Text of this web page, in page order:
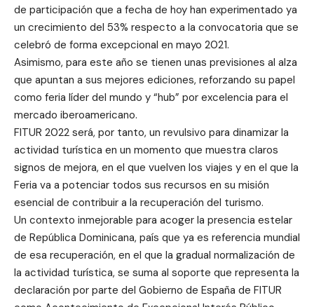
de participación que a fecha de hoy han experimentado ya
un crecimiento del 53% respecto a la convocatoria que se
celebró de forma excepcional en mayo 2021.
Asimismo, para este año se tienen unas previsiones al alza
que apuntan a sus mejores ediciones, reforzando su papel
como feria líder del mundo y “hub” por excelencia para el
mercado iberoamericano.
FITUR 2022 será, por tanto, un revulsivo para dinamizar la
actividad turística en un momento que muestra claros
signos de mejora, en el que vuelven los viajes y en el que la
Feria va a potenciar todos sus recursos en su misión
esencial de contribuir a la recuperación del turismo.
Un contexto inmejorable para acoger la presencia estelar
de República Dominicana, país que ya es referencia mundial
de esa recuperación, en el que la gradual normalización de
la actividad turística, se suma al soporte que representa la
declaración por parte del Gobierno de España de FITUR